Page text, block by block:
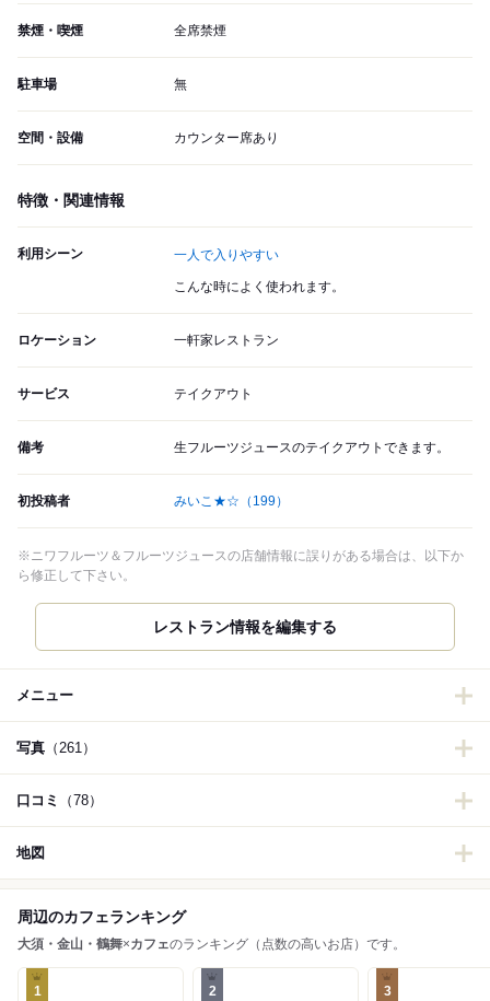
禁煙・喫煙 全席禁煙
駐車場 無
空間・設備 カウンター席あり
特徴・関連情報
利用シーン 一人で入りやすい
こんな時によく使われます。
ロケーション 一軒家レストラン
サービス テイクアウト
備考 生フルーツジュースのテイクアウトできます。
初投稿者 みいこ★☆ （199）
※ニワフルーツ＆フルーツジュースの店舗情報に誤りがある場合は、以下か
ら修正して下さい。
レストラン情報を編集する
メニュー
写真 （261）
口コミ （78）
地図
周辺のカフェランキング
大須・金山・鶴舞×カフェのランキング（点数の高いお店）です。
1 2 3